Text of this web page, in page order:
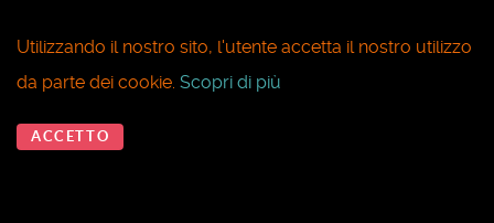
Utilizzando il nostro sito, l'utente accetta il nostro utilizzo
da parte dei cookie. Scopri di più
ACCETTO